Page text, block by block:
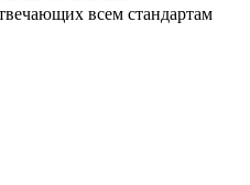
всем стандартам